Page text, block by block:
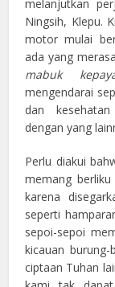
melanjutkan
Ningsih, Klepu.
motor mulai
ada yang
mabuk
mengendarai
dan
dengan yang
Perlu diakui
memang
karena
seperti
sepoi-sepoi
kicauan
ciptaan Tuhan